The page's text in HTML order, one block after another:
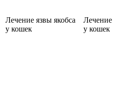
Лечение язвы якобса
у кошек
Лечение
у кошек